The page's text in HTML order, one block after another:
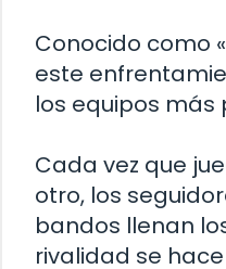
Conocido como
este
los equipos más
Cada vez que
otro, los
bandos llenan
rivalidad se